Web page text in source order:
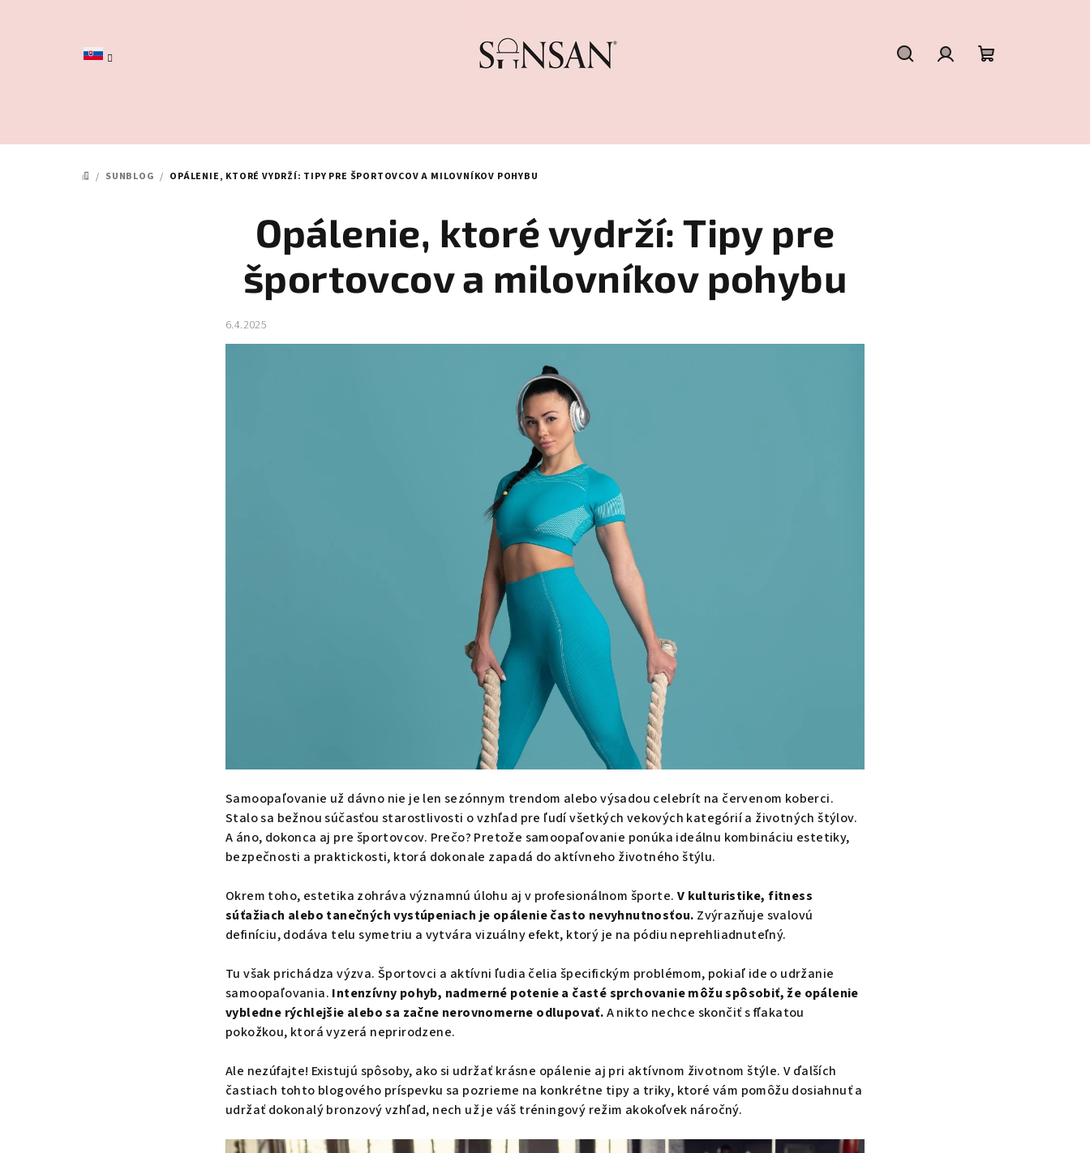
DOMOV
/ SUNBLOG / OPÁLENIE, KTORÉ VYDRŽÍ: TIPY PRE ŠPORTOVCOV A MILOVNÍKOV POHYBU
Opálenie, ktoré vydrží: Tipy pre
športovcov a milovníkov pohybu
6.4.2025
Samoopaľovanie už dávno nie je len sezónnym trendom alebo výsadou celebrít na červenom koberci.
Stalo sa bežnou súčasťou starostlivosti o vzhľad pre ľudí všetkých vekových kategórií a životných štýlov.
A áno, dokonca aj pre športovcov. Prečo? Pretože samoopaľovanie ponúka ideálnu kombináciu estetiky,
bezpečnosti a praktickosti, ktorá dokonale zapadá do aktívneho životného štýlu.
Okrem toho, estetika zohráva významnú úlohu aj v profesionálnom športe. V kulturistike, fitness
súťažiach alebo tanečných vystúpeniach je opálenie často nevyhnutnosťou. Zvýrazňuje svalovú
definíciu, dodáva telu symetriu a vytvára vizuálny efekt, ktorý je na pódiu neprehliadnuteľný.
Tu však prichádza výzva. Športovci a aktívni ľudia čelia špecifickým problémom, pokiaľ ide o udržanie
samoopaľovania. Intenzívny pohyb, nadmerné potenie a časté sprchovanie môžu spôsobiť, že opálenie
vybledne rýchlejšie alebo sa začne nerovnomerne odlupovať.A nikto nechce skončiť s fľakatou
pokožkou, ktorá vyzerá neprirodzene.
Ale nezúfajte! Existujú spôsoby, ako si udržať krásne opálenie aj pri aktívnom životnom štýle. V ďalších
častiach tohto blogového príspevku sa pozrieme na konkrétne tipy a triky, ktoré vám pomôžu dosiahnuť a
udržať dokonalý bronzový vzhľad, nech už je váš tréningový režim akokoľvek náročný.